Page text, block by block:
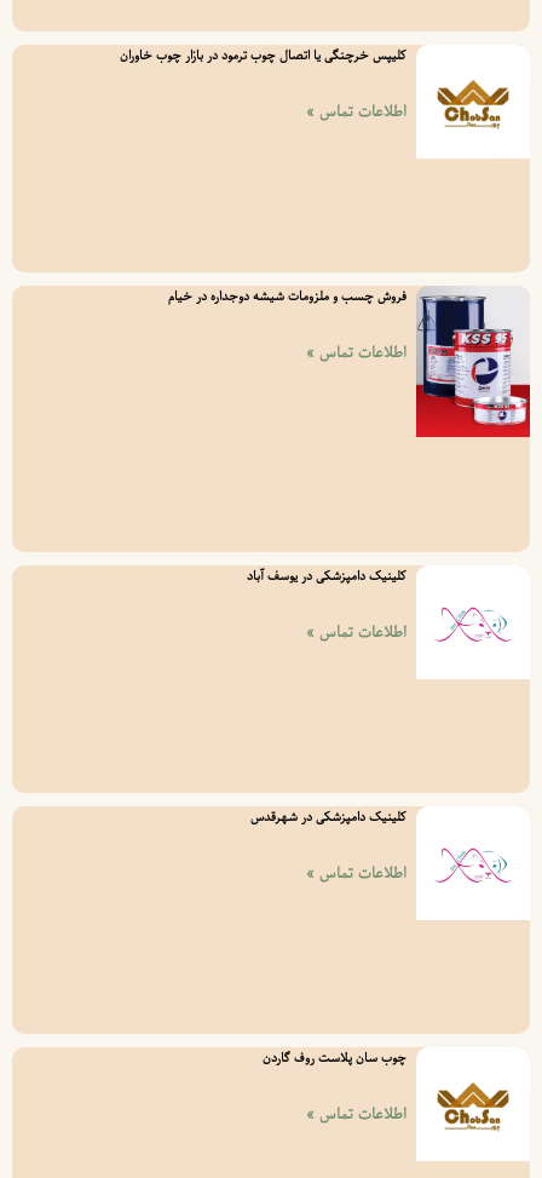
کلیپس خرچنگی یا اتصال چوب ترمود در بازار چوب خاوران
اطلاعات تماس »
فروش چسب و ملزومات شیشه دوجداره در خیام
اطلاعات تماس »
کلینیک دامپزشکی در یوسف آباد
اطلاعات تماس »
کلینیک دامپزشکی در شهرقدس
اطلاعات تماس »
چوب سان پلاست روف گاردن
اطلاعات تماس »